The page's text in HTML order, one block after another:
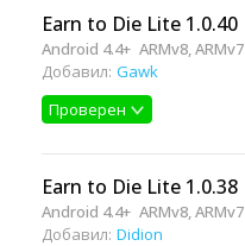
Earn to Die Lite 1.0.40
Android 4.4+ ARMv8, ARMv7
Добавил: Gawk
Проверен
Earn to Die Lite 1.0.38
Android 4.4+ ARMv8, ARMv7
Добавил: Didion